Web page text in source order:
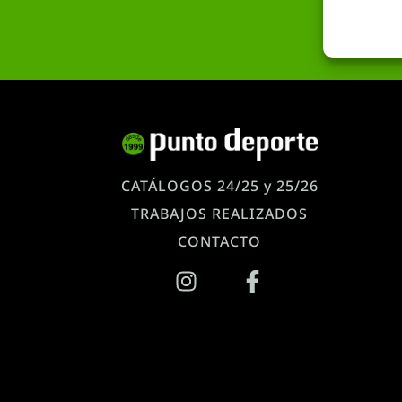
CATÁLOGOS 24/25 y 25/26
TRABAJOS REALIZADOS
CONTACTO